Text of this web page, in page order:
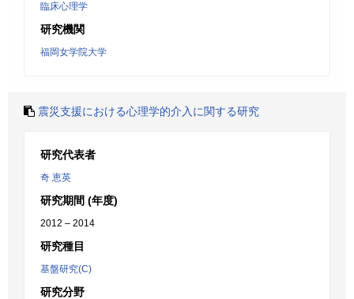
臨床心理学
研究機関
福岡女学院大学
震災支援における心理学的介入に関する研究
研究代表者
奇 恵英
研究期間 (年度)
2012 – 2014
研究種目
基盤研究(C)
研究分野